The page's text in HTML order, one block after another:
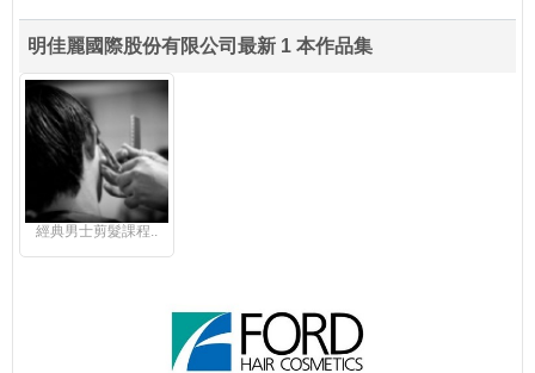
明佳麗國際股份有限公司最新 1 本作品集
經典男士剪髮課程..